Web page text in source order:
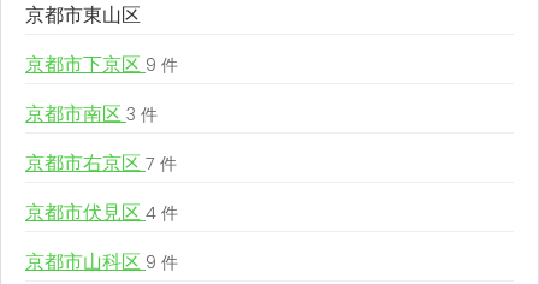
京都市東山区
京都市下京区 9 件
京都市南区 3 件
京都市右京区 7 件
京都市伏見区 4 件
京都市山科区 9 件